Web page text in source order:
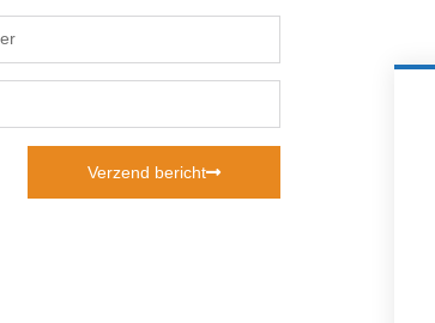
Verzend bericht